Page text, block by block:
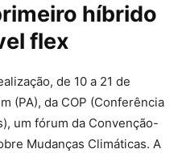
híbrido
flex
de 10 a 21 de
(PA), da COP (Conferência
um fórum da Convenção-
Mudanças Climáticas. A